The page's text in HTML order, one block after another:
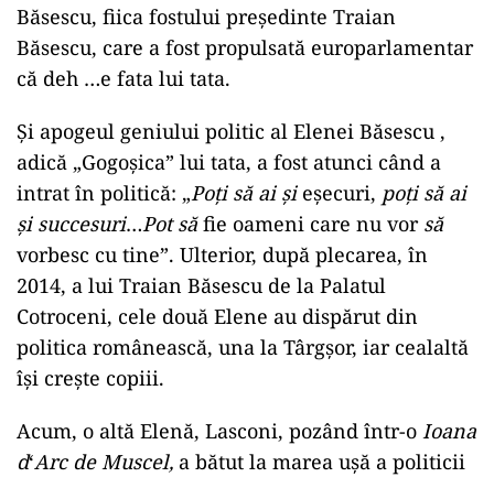
Băsescu, fiica fostului președinte Traian
Băsescu, care a fost propulsată europarlamentar
că deh …e fata lui tata.
Și apogeul geniului politic al Elenei Băsescu ,
adică „Gogoșica” lui tata, a fost atunci când a
intrat în politică: „Poți să ai șieșecuri, poți să ai
și succesuri…Pot săfie oameni care nu vor să
vorbesc cu tine”. Ulterior, după plecarea, în
2014, a lui Traian Băsescu de la Palatul
Cotroceni, cele două Elene au dispărut din
politica românească, una la Târgșor, iar cealaltă
își crește copiii.
Acum, o altă Elenă, Lasconi, pozând într-o Ioana
d‘Arc de Muscel, a bătut la marea ușă a politicii